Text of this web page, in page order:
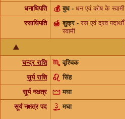
धनाधिपति
बुध
💰 - धन एवं कोष के स्वामी
रसाधिपति
शुक्र
🍯 - रस एवं द्रव
स्वामी
चन्द्र राशि वृश्चिक
सूर्य राशि
सिंह
सूर्य नक्षत्र
मघा
सूर्य नक्षत्र पद
मघा